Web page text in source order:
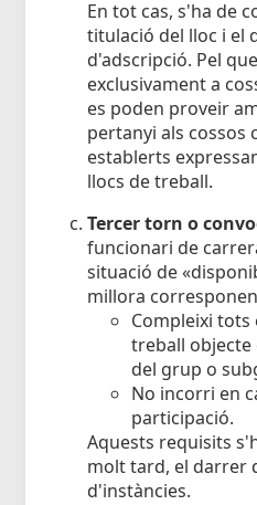
En tot cas, s'ha de
titulació del lloc i el
d'adscripció. Pel
exclusivament a
es poden proveir
pertanyi als cossos
establerts
llocs de treball.
Tercer torn o
funcionari de
situació de
millora
Compleixi tots
treball objecte
del grup o
No incorri en
participació.
Aquests requisits
molt tard, el darrer
d'instàncies.